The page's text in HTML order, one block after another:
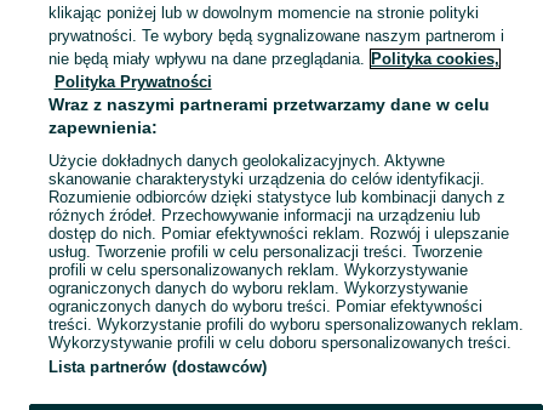
Mapa kategorii
Mapa miejscowości
Mapa ministron
Popularne wyszukiwania
klikając poniżej lub w dowolnym momencie na stronie polityki
prywatności. Te wybory będą sygnalizowane naszym partnerom i
nie będą miały wpływu na dane przeglądania. Polityka cookies,
Polityka Prywatności
Wraz z naszymi partnerami przetwarzamy dane w celu
zapewnienia:
Użycie dokładnych danych geolokalizacyjnych. Aktywne
skanowanie charakterystyki urządzenia do celów identyfikacji.
Rozumienie odbiorców dzięki statystyce lub kombinacji danych z
różnych źródeł. Przechowywanie informacji na urządzeniu lub
dostęp do nich. Pomiar efektywności reklam. Rozwój i ulepszanie
usług. Tworzenie profili w celu personalizacji treści. Tworzenie
profili w celu spersonalizowanych reklam. Wykorzystywanie
ograniczonych danych do wyboru reklam. Wykorzystywanie
ograniczonych danych do wyboru treści. Pomiar efektywności
treści. Wykorzystanie profili do wyboru spersonalizowanych reklam.
Wykorzystywanie profili w celu doboru spersonalizowanych treści.
Lista partnerów (dostawców)